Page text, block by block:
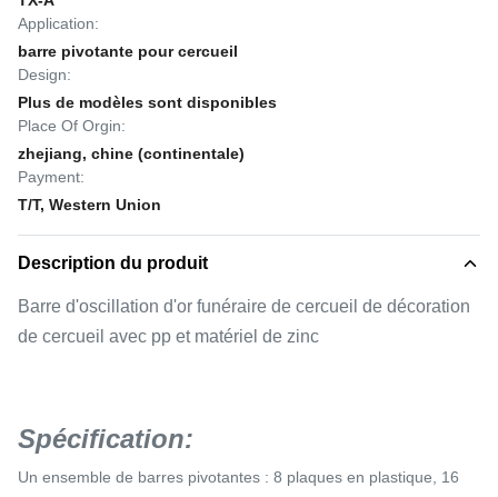
Application:
barre pivotante pour cercueil
Design:
Plus de modèles sont disponibles
Place Of Orgin:
zhejiang, chine (continentale)
Payment:
T/T, Western Union
Description du produit
Barre d'oscillation d'or funéraire de cercueil de décoration
de cercueil avec pp et matériel de zinc
Spécification:
Un ensemble de barres pivotantes : 8 plaques en plastique, 16